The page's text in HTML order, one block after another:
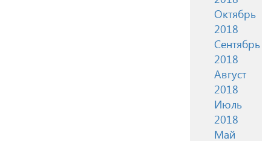
Октябрь
2018
Сентябрь
2018
Август
2018
Июль
2018
Май